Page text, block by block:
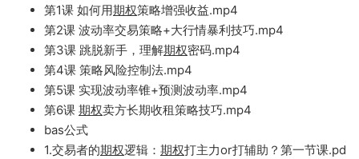
第1课 如何用期权策略增强收益.mp4
第2课 波动率交易策略+大行情暴利技巧.mp4
第3课 跳脱新手，理解期权密码.mp4
第4课 策略风险控制法.mp4
第5课 实现波动率锥+预测波动率.mp4
第6课 期权卖方长期收租策略技巧.mp4
bas公式
1.交易者的期权逻辑： 期权打主力or打辅助？第一节课.pd